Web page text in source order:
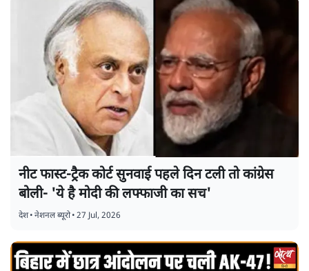
नीट फास्ट-ट्रैक कोर्ट सुनवाई पहले दिन टली तो कांग्रेस
बोली- 'ये है मोदी की लफ्फाजी का सच'
देश•नेशनल ब्यूरो•27 Jul, 2026